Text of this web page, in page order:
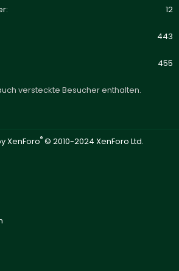
12
443
455
versteckte Besucher enthalten.
XenForo® © 2010-2024 XenForo Ltd.